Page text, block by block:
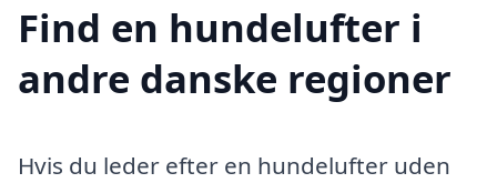
Find en hundelufter i
andre danske regioner
Hvis du leder efter en hundelufter uden